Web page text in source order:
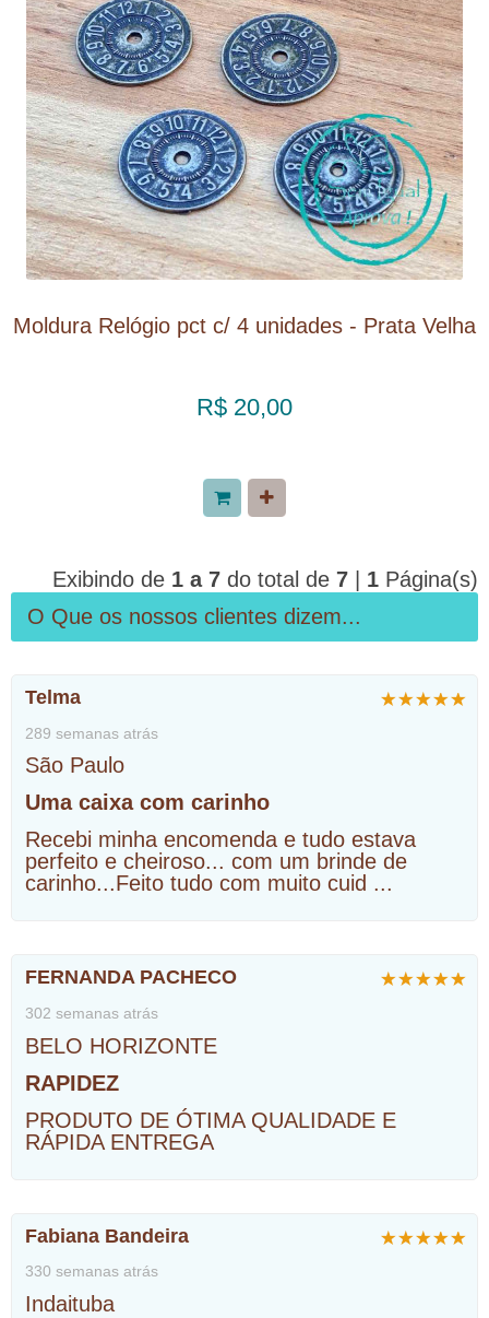
Moldura Relógio pct c/ 4 unidades - Prata Velha
R$ 20,00
Exibindo de 1 a 7 do total de 7 1 Página(s)
O Que os nossos clientes dizem...
Telma
289 semanas atrás
São Paulo
Uma caixa com carinho
Recebi minha encomenda e tudo estava
perfeito e cheiroso... com um brinde de
carinho...Feito tudo com muito cuid ...
FERNANDA PACHECO
302 semanas atrás
BELO HORIZONTE
RAPIDEZ
PRODUTO DE ÓTIMA QUALIDADE E
RÁPIDA ENTREGA
Fabiana Bandeira
330 semanas atrás
Indaituba